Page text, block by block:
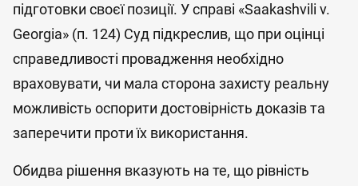
підготовки своєї позиції. У справі «Saakashvili v.
Georgia» (п. 124) Суд підкреслив, що при оцінці
справедливості провадження необхідно
враховувати, чи мала сторона захисту реальну
можливість оспорити достовірність доказів та
заперечити проти їх використання.
Обидва рішення вказують на те, що рівність